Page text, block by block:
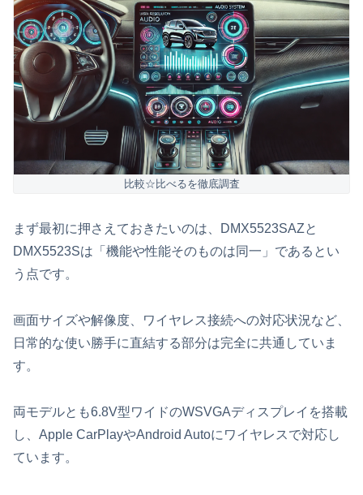
比較☆比べるを徹底調査
まず最初に押さえておきたいのは、DMX5523SAZと
DMX5523Sは「機能や性能そのものは同一」であるとい
う点です。
画面サイズや解像度、ワイヤレス接続への対応状況など、
日常的な使い勝手に直結する部分は完全に共通していま
す。
両モデルとも6.8V型ワイドのWSVGAディスプレイを搭載
し、Apple CarPlayやAndroid Autoにワイヤレスで対応し
ています。